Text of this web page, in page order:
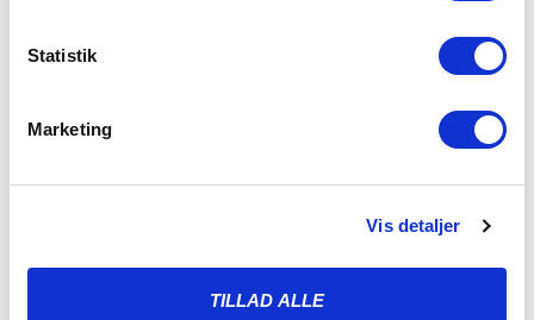
Statistik
Marketing
Vis detaljer
TILLAD ALLE